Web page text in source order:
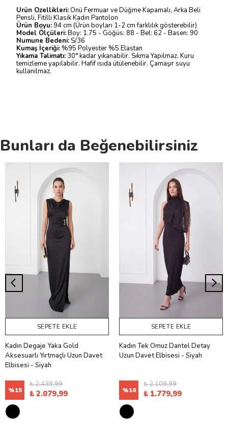
Ürün Özellikleri:Önü Fermuar ve Düğme Kapamalı, Arka Beli
Pensli, Fitilli Klasik Kadın Pantolon
Ürün Boyu:94 cm (Ürün boyları 1-2 cm farklılık gösterebilir)
Model Ölçüleri:Boy: 1.75 - Göğüs: 88 - Bel: 62 - Basen: 90
Numune Bedeni: S/36
Kumaş İçeriği: %95 Polyester %5 Elastan
Yıkama Talimatı:30° kadar yıkanabilir. Sıkma Yapılmaz. Kuru
temizleme yapılabilir. Hafif ısıda ütülenebilir. Çamaşır suyu
kullanılmaz.
Bunları da Beğenebilirsiniz
SEPETE EKLE
Kadın Degaje Yaka Gold
Aksesuarlı Yırtmaçlı Uzun Davet
Elbisesi - Siyah
%15
₺ 2.439,99
₺ 2.079,99
SEPETE EKLE
Kadın Tek Omuz Dantel Detay
Uzun Davet Elbisesi - Siyah
%16
₺ 2.109,99
₺ 1.779,99